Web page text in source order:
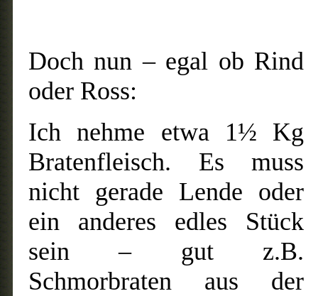
Doch nun – egal ob Rind
oder Ross:
Ich nehme etwa 1½ Kg
Bratenfleisch. Es muss
nicht gerade Lende oder
ein anderes edles Stück
sein – gut z.B.
Schmorbraten aus der